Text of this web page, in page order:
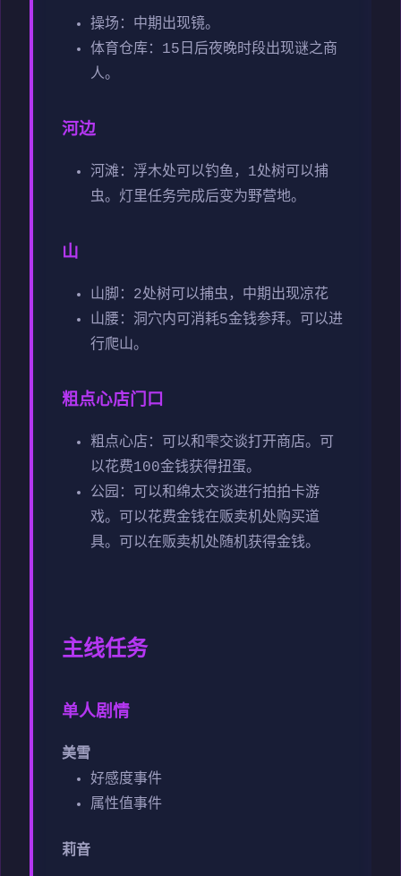
操场：中期出现镜。
体育仓库：15日后夜晚时段出现谜之商
人。
河边
河滩：浮木处可以钓鱼，1处树可以捕
虫。灯里任务完成后变为野营地。
山
山脚：2处树可以捕虫，中期出现凉花
山腰：洞穴内可消耗5金钱参拜。可以进
行爬山。
粗点心店门口
粗点心店：可以和雫交谈打开商店。可
以花费100金钱获得扭蛋。
公园：可以和绵太交谈进行拍拍卡游
戏。可以花费金钱在贩卖机处购买道
具。可以在贩卖机处随机获得金钱。
主线任务
单人剧情
美雪
好感度事件
属性值事件
莉音